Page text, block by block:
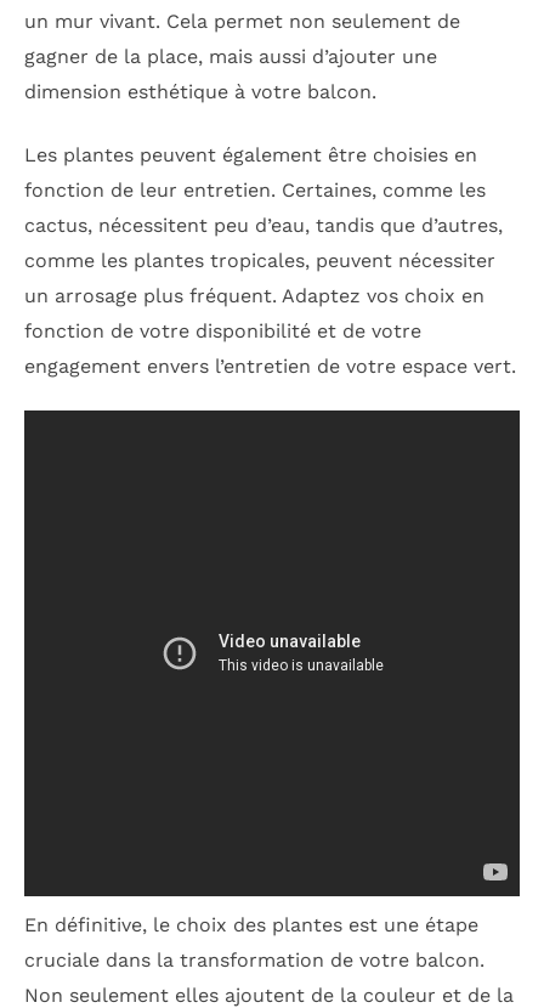
un mur vivant. Cela permet non seulement de
gagner de la place, mais aussi d’ajouter une
dimension esthétique à votre balcon.
Les plantes peuvent également être choisies en
fonction de leur entretien. Certaines, comme les
cactus, nécessitent peu d’eau, tandis que d’autres,
comme les plantes tropicales, peuvent nécessiter
un arrosage plus fréquent. Adaptez vos choix en
fonction de votre disponibilité et de votre
engagement envers l’entretien de votre espace vert.
En définitive, le choix des plantes est une étape
cruciale dans la transformation de votre balcon.
Non seulement elles ajoutent de la couleur et de la